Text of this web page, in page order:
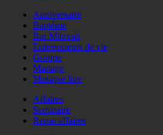
Anniversaire
Baptême
Bar Mitzvah
Enterrements de vie
Groupe
Mariage
Musique live
Affaires
Seminaire
Repas affaires